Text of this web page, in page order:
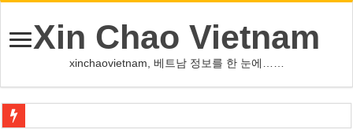
Xin Chao Vietnam
xinchaovietnam, 베트남 정보를 한 눈에……